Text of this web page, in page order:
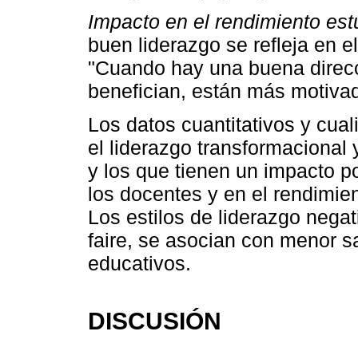
Impacto en el rendimiento
buen liderazgo se refleja en
"Cuando hay una buena
benefician, están más
Los datos cuantitativos y
el liderazgo transformacional
y los que tienen un impacto
los docentes y en el
Los estilos de liderazgo
faire, se asocian con menor
educativos.
DISCUSIÓN